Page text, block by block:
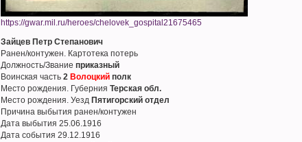
https://gwar.mil.ru/heroes/chelovek_gospital21675465
Зайцев Петр Степанович
Ранен/контужен. Картотека потерь
Должность/Званиеприказный
Воинская часть2 Волоцкий полк
Место рождения. ГубернияТерская обл.
Место рождения. Уезд Пятигорский отдел
Причина выбытия ранен/контужен
Дата выбытия 25.06.1916
Дата события 29.12.1916